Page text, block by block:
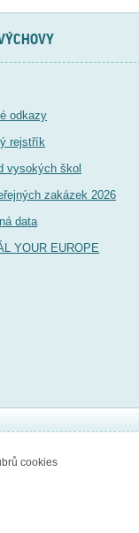
odkazy
rejstřík
vysokých škol
zakázek 2026
data
YOUR EUROPE
cookies